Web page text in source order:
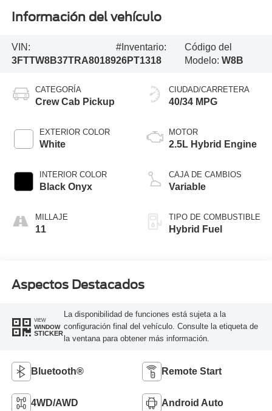
Información del vehículo
VIN:
3FTTW8B37TRA80189
#Inventario:
26PT1318
Código del
Modelo:W8B
CATEGORÍA
Crew Cab Pickup
EXTERIOR COLOR
White
INTERIOR COLOR
Black Onyx
MILLAJE
11
CIUDAD/CARRETERA
40/34 MPG
MOTOR
2.5L Hybrid Engine
CAJA DE CAMBIOS
Variable
TIPO DE COMBUSTIBLE
Hybrid Fuel
Aspectos Destacados
VIEW
WINDOW
STICKER
La disponibilidad de funciones está sujeta a la
configuración final del vehículo. Consulte la etiqueta de
la ventana para obtener más información.
Bluetooth® Remote Start
4WD/AWD Android Auto